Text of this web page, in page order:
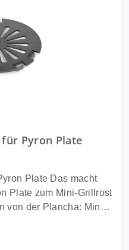
Pyron Plate
Das macht
Plate zum Mini-Grillrost
der Plancha: Mini-